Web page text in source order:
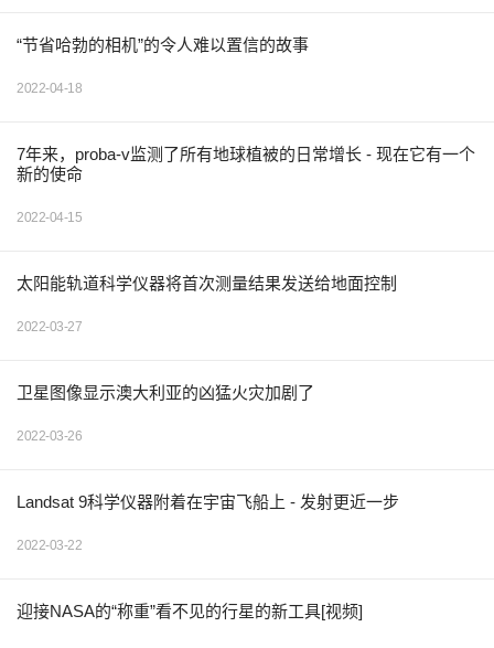
“节省哈勃的相机”的令人难以置信的故事
2022-04-18
7年来，proba-v监测了所有地球植被的日常增长 - 现在它有一个
新的使命
2022-04-15
太阳能轨道科学仪器将首次测量结果发送给地面控制
2022-03-27
卫星图像显示澳大利亚的凶猛火灾加剧了
2022-03-26
Landsat 9科学仪器附着在宇宙飞船上 - 发射更近一步
2022-03-22
迎接NASA的“称重”看不见的行星的新工具[视频]